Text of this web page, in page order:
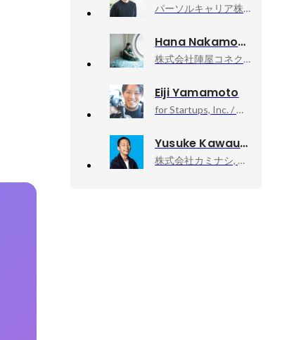
パーソルキャリア株式会社, ブランドマーケティング本部ブランドコミュニケーション統括部デジタルマーケティング部doda_XデジタルマーケティングG
Hana Nakamoto
株式会社陣屋コネクト, カスタマーサクセスマネージャ
Eiji Yamamoto
for Startups, Inc. / フォースタートアップス株式会社, human capitalist
Yusuke Kawauchi
株式会社カミナシ, 取締役COO